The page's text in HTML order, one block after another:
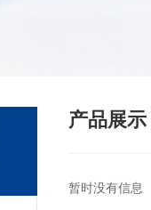
产品展示
暂时没有信息